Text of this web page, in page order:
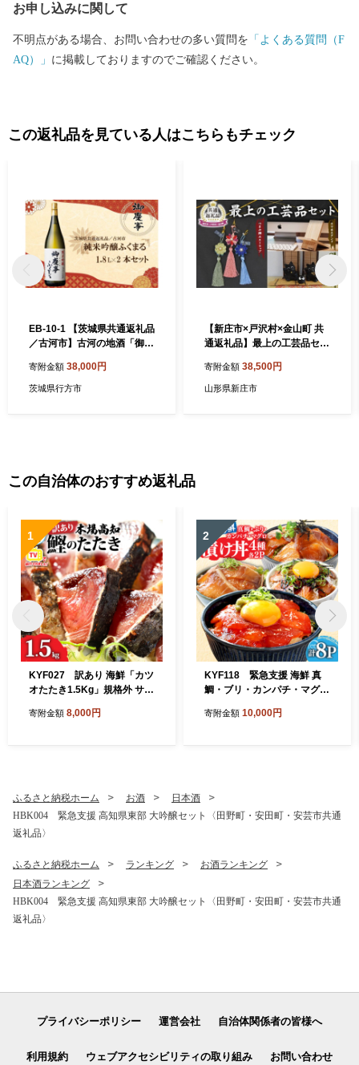
お申し込みに関して
不明点がある場合、お問い合わせの多い質問を 「よくある質問（F
AQ）」 に掲載しておりますのでご確認ください。
この返礼品を見ている人はこちらもチェック
EB-10-1 【茨城県共通返礼品
／古河市】古河の地酒「御慶
2本セット
寄附金額 38,000円
茨城県行方市
【新庄市×戸沢村×金山町 共
通返礼品】最上の工芸品セッ
寄附金額 38,500円
山形県新庄市
この自治体のおすすめ返礼品
1
KYF027 訳あり 海鮮「カツ
オたたき1.5Kg」規格外 サイ
郷納税 ランキング 本場 高
寄附金額 8,000円
2
KYF118 緊急支援 海鮮 真
鯛・ブリ・カンパチ・マグロ
子の真鯛を食べて応援 養殖
寄附金額 10,000円
ふるさと納税ホーム お酒
日本酒
HBK004 緊急支援 高知県東部 大吟醸セット〈田野町・安田町・安芸市共通
返礼品〉
ふるさと納税ホーム ランキング
お酒ランキング
日本酒ランキング
HBK004 緊急支援 高知県東部 大吟醸セット〈田野町・安田町・安芸市共通
返礼品〉
プライバシーポリシー 運営会社 自治体関係者の皆様へ
利用規約 ウェブアクセシビリティの取り組み お問い合わせ